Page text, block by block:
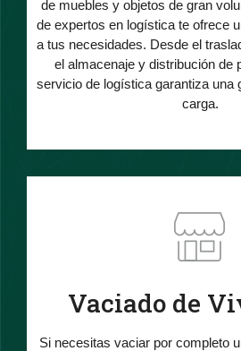
de muebles y objetos de gran
de expertos en logística te ofrece
a tus necesidades. Desde el
el almacenaje y distribución de
servicio de logística garantiza una
carga.
Vaciado de
Si necesitas vaciar por completo